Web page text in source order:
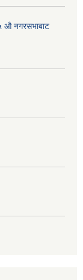
‍‍‍औ नगरसभाबाट